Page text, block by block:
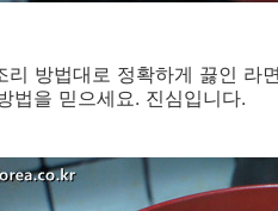
리 방법대로 정확하게 끓인 라
법을 믿으세요. 진심입니다.